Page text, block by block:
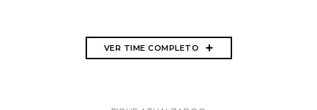
VER TIME COMPLETO